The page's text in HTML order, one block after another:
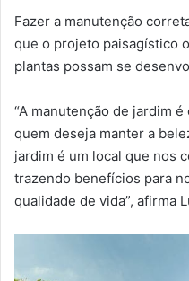
Fazer a manutenção
que o projeto paisagístico
plantas possam se
“A manutenção de jardim
quem deseja manter a
jardim é um local que nos
trazendo benefícios para
qualidade de vida”, afirma